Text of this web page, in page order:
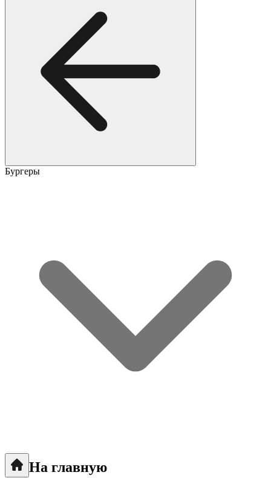
Бургеры
На главную